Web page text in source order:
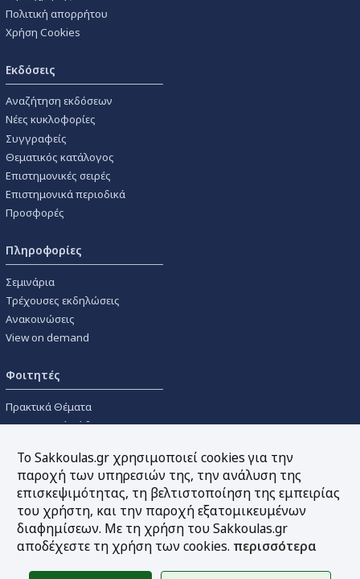
Πολιτική απορρήτου
Χρήση Cookies
Εκδόσεις
Αναζήτηση εκδόσεων
Νέες κυκλοφορίες
Συγγραφείς
Θεματικός κατάλογος
Επιστημονικές σειρές
Επιστημονικά περιοδικά
Προσφορές
Πληροφορίες
Σεμινάρια
Τρέχουσες εκδηλώσεις
Ανακοινώσεις
View on demand
Φοιτητές
Πρακτικά Θέματα
Οικονομικοί Κώδικες
Συγγραμμάτων
Εργαλεία
Online υπολογισμός τόκων
Υπηρεσία Ηλεκτρονικής
Το Sakkoulas.gr χρησιμοποιεί cookies για την
παροχή των υπηρεσιών της, την ανάλυση της
επισκεψιμότητας, τη βελτιστοποίηση της εμπειρίας
του χρήστη, και την παροχή εξατομικευμένων
διαφημίσεων. Με τη χρήση του Sakkoulas.gr
αποδέχεστε τη χρήση των cookies. περισσότερα